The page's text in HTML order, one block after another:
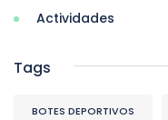
Actividades
Tags
BOTES DEPORTIVOS